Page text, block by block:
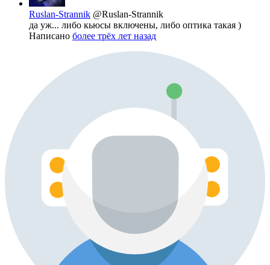
Ruslan-Strannik @Ruslan-Strannik
да уж... либо кьюсы включены, либо оптика такая )
Написано более трёх лет назад